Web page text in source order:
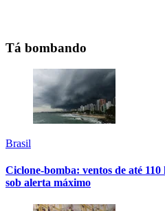
Tá bombando
Brasil
Ciclone-bomba: ventos de até
sob alerta máximo